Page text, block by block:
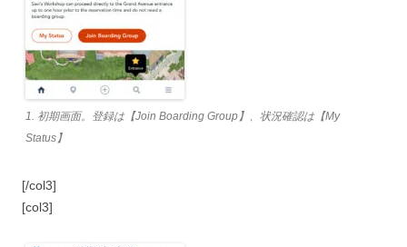
1. 初期画面。登録は【Join Boarding Group】、状況確認は【My
Status】
[/col3]
[col3]